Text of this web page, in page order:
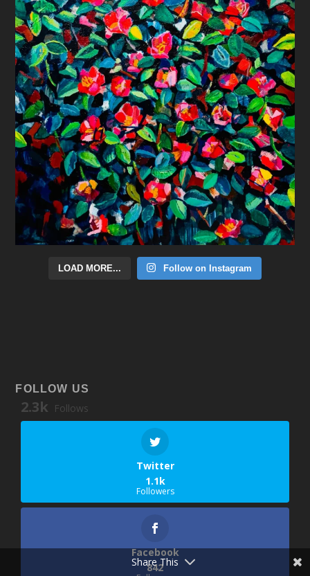
LOAD MORE... Follow on Instagram
FOLLOW US
2.3k Follows
Twitter
1.1k
Followers
Facebook
842
Share This